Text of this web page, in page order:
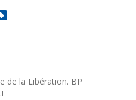
de la Libération. BP